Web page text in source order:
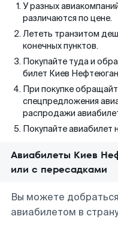
У разных
различаются по цене.
Лететь транзитом
конечных пунктов.
Покупайте туда и
билет Киев
При покупке
спецпредложения
распродажи
Покупайте авиабилет
Авиабилеты Киев
или с пересадками
Вы можете
авиабилетом в